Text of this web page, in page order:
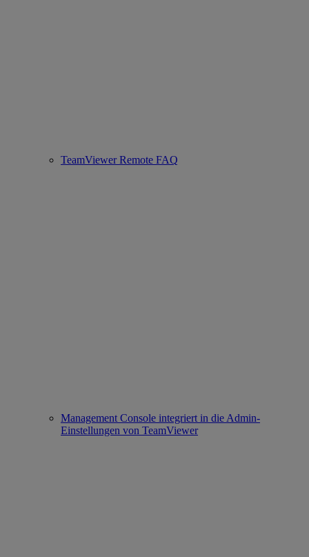
TeamViewer Remote FAQ
Management Console integriert in die Admin-
Einstellungen von TeamViewer